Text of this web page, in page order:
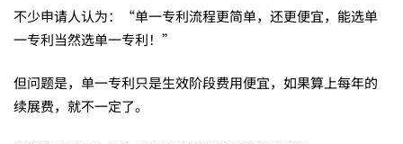
不少申请人认为：“单一专利流程更简单，还更便宜，能选单
一专利当然选单一专利！”
但问题是，单一专利只是生效阶段费用便宜，如果算上每年的
续展费，就不一定了。